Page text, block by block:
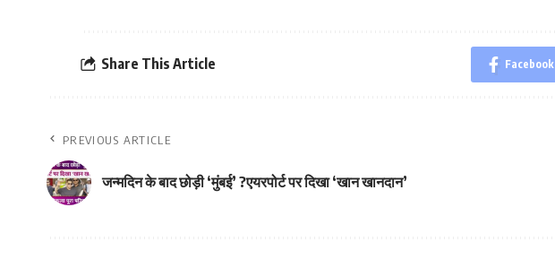
Share This Article Facebook
PREVIOUS ARTICLE
जन्मदिन के बाद छोड़ी ‘मुंबई’ ?एयरपोर्ट पर दिखा ‘खान खानदान’